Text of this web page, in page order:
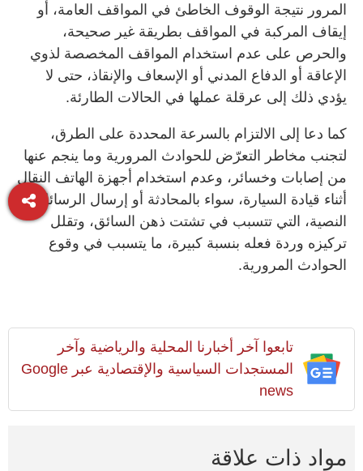
المرور نتيجة الوقوف الخاطئ في المواقف العامة، أو
إيقاف المركبة في المواقف بطريقة غير صحيحة،
والحرص على عدم استخدام المواقف المخصصة لذوي
الإعاقة أو الدفاع المدني أو الإسعاف والإنقاذ، حتى لا
يؤدي ذلك إلى عرقلة عملها في الحالات الطارئة.
كما دعا إلى الالتزام بالسرعة المحددة على الطرق،
لتجنب مخاطر التعرّض للحوادث المرورية وما ينجم عنها
من إصابات وخسائر، وعدم استخدام أجهزة الهاتف النقال
أثناء قيادة السيارة، سواء بالمحادثة أو إرسال الرسائل
النصية، التي تتسبب في تشتت ذهن السائق، وتقلل
تركيزه وردة فعله بنسبة كبيرة، ما يتسبب في وقوع
الحوادث المرورية.
تابعوا آخر أخبارنا المحلية والرياضية وآخر
المستجدات السياسية والإقتصادية عبر Google
news
مواد ذات علاقة